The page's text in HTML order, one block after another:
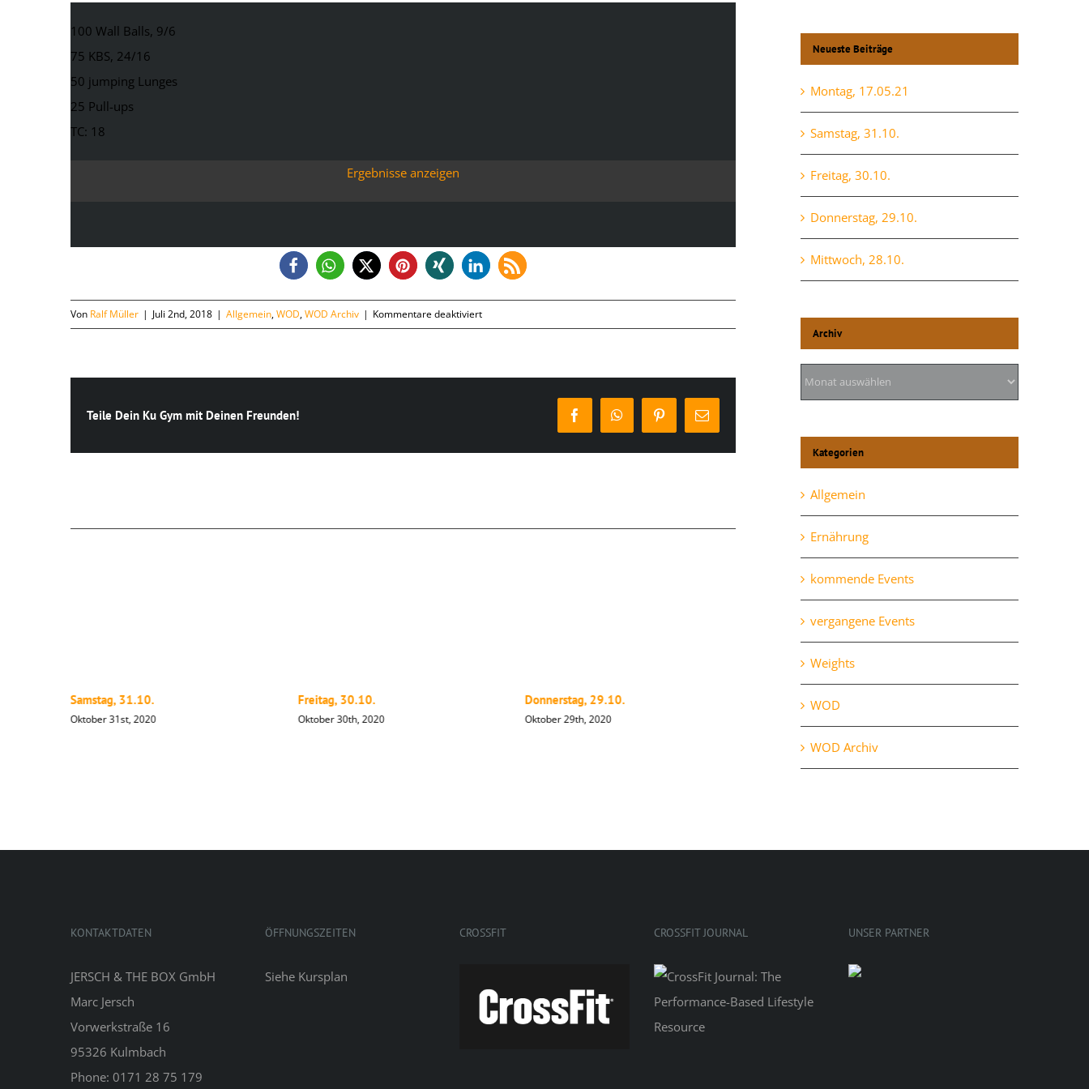
100 Wall Balls, 9/6
75 KBS, 24/16
50 jumping Lunges
25 Pull-ups
TC: 18
Ergebnisse anzeigen
Von Ralf Müller | Juli 2nd, 2018 | Allgemein,WOD,WOD Archiv | Kommentare deaktiviertfür
Montag,
Teile Dein Ku Gym mit Deinen Freunden! FacebookWhatsAppPinterest
E-
Mail
Samstag, 31.10.
Oktober 31st, 2020
Freitag, 30.10.
Oktober 30th, 2020
Donnerstag, 29.10.
Oktober 29th, 2020
Mittwoch, 28.10.
Neueste Beiträge
Montag, 17.05.21
Samstag, 31.10.
Freitag, 30.10.
Donnerstag, 29.10.
Mittwoch, 28.10.
Archiv
Archiv
Kategorien
Allgemein
Ernährung
kommende Events
vergangene Events
Weights
WOD
WOD Archiv
KONTAKTDATEN
JERSCH & THE BOX GmbH
Marc Jersch
Vorwerkstraße 16
95326 Kulmbach
Phone: 0171 28 75 179
ÖFFNUNGSZEITEN
Siehe Kursplan
CROSSFIT CROSSFIT JOURNAL UNSER PARTNER